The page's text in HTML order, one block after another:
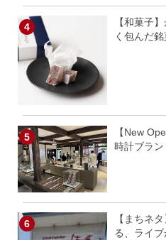
【和菓子
く包んだ銘
【New
時計ブラ
【まちネ
る、ライ